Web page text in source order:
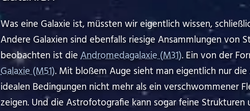
Was eine Galaxie ist, müssten wir eigentlich wissen,
Andere Galaxien sind ebenfalls riesige Ansammlungen von
beobachten ist die Andromedagalaxie (M31). Ein von der
Galaxie (M51). Mit bloßem Auge sieht man eigentlich nur
idealen Bedingungen nicht mehr als ein verschwommener
zeigen. Und die Astrofotografie kann sogar feine Strukturen